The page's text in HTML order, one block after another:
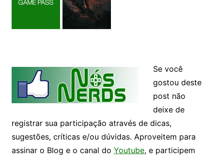
Se você
gostou deste
post não
deixe de
registrar sua participação através de dicas,
sugestões, críticas e/ou dúvidas. Aproveitem para
assinar o Blog e o canal do Youtube, e participem